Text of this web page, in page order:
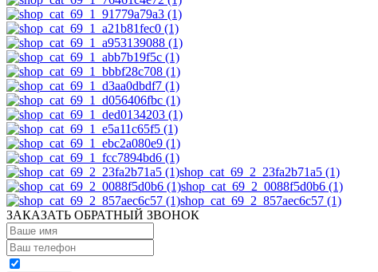
shop_cat_69_2_23fa2b71a5 (1)
shop_cat_69_2_0088f5d0b6 (1)
shop_cat_69_2_857aec6c57 (1)
ЗАКАЗАТЬ ОБРАТНЫЙ ЗВОНОК